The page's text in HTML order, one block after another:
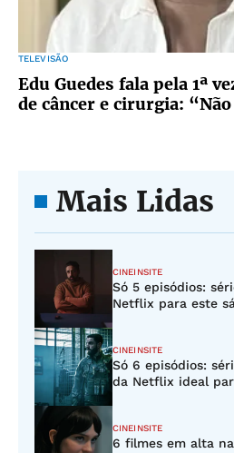
TELEVISÃO
Edu Guedes fala pela 1ª
de câncer e cirurgia:
Mais Lidas
CINEINSITE
Só 5 episódios:
Netflix para este
CINEINSITE
Só 6 episódios:
da Netflix ideal
CINEINSITE
6 filmes em alta